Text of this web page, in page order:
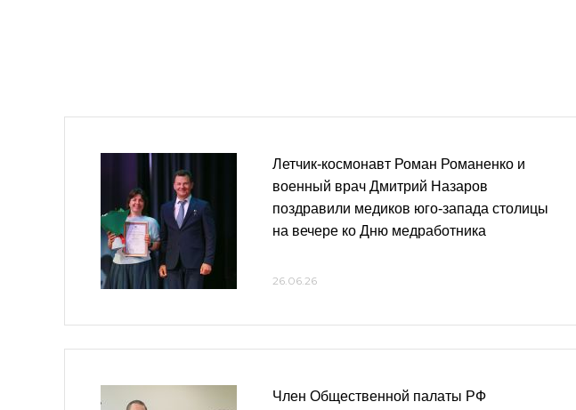
Летчик-космонавт Роман Романенко и
военный врач Дмитрий Назаров
поздравили медиков юго-запада столицы
на вечере ко Дню медработника
26.06.26
Член Общественной палаты РФ